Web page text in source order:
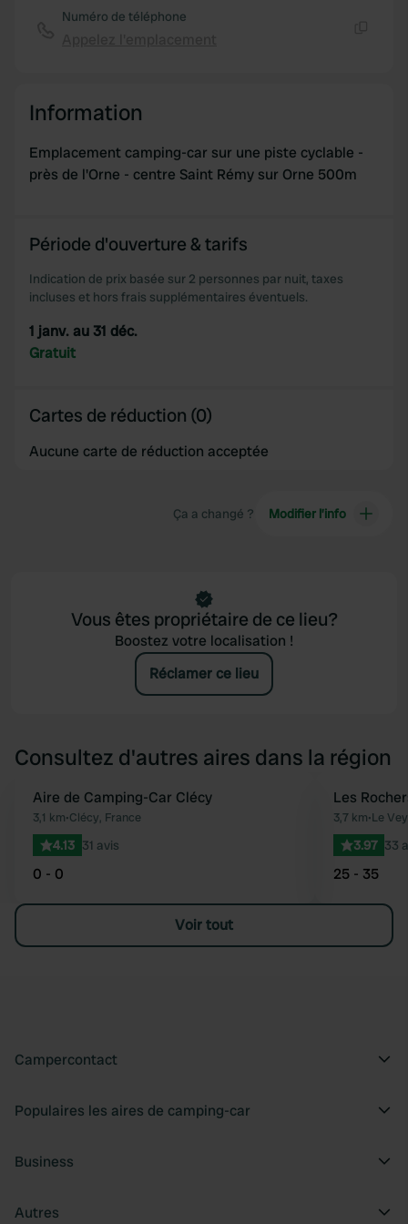
Numéro de téléphone
Information
Emplacement camping-car sur une piste cyclable -
près de l'Orne - centre Saint Rémy sur Orne 500m
Période d'ouverture & tarifs
Indication de prix basée sur 2 personnes par nuit, taxes
incluses et hors frais supplémentaires éventuels.
1 janv. au 31 déc.
Gratuit
Cartes de réduction (0)
Aucune carte de réduction acceptée
Ça a changé ? Modifier l’info
Vous êtes propriétaire de ce lieu?
Boostez votre localisation !
Réclamer ce lieu
Consultez d'autres aires dans la région
Préféré
Aire de Camping-Car Clécy
3,1 km•Clécy, France
4.13 31 avis
0 - 0
Les
3,7 km•Le
3.97 33
25 - 35
Voir tout
Campercontact
Populaires les aires de camping-car
Business
Autres